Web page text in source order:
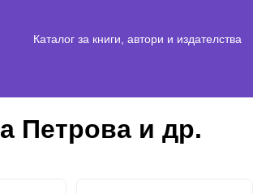
Каталог за книги, автори и издателства
Петрова и др.